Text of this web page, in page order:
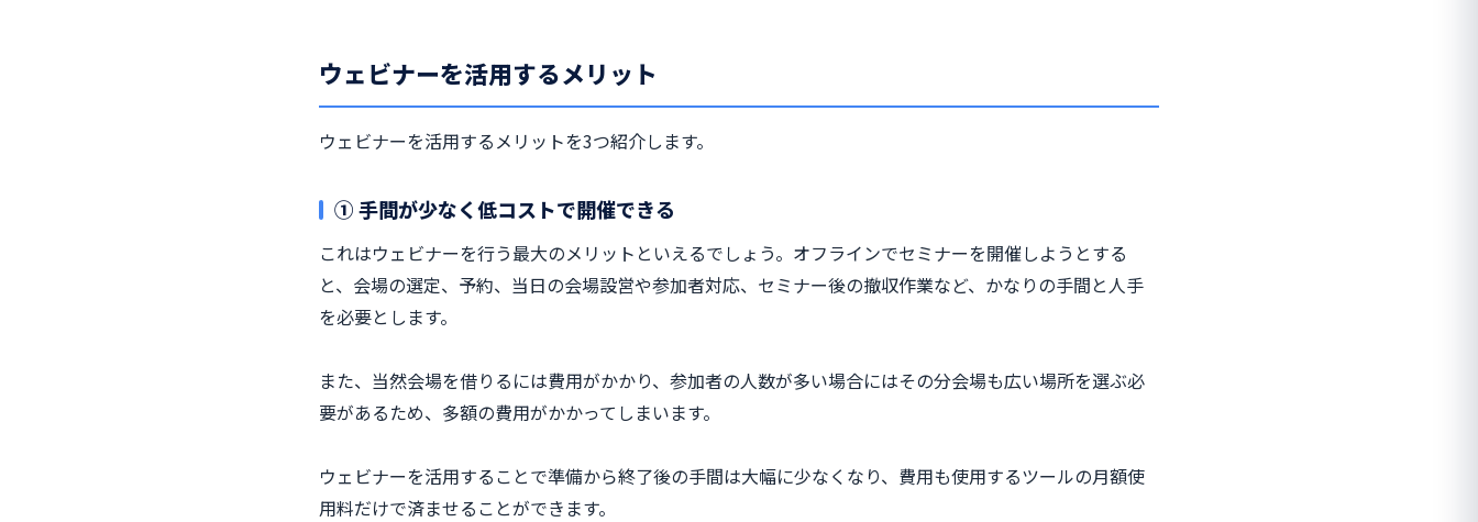
ウェビナーを活用するメリット
ウェビナーを活用するメリットを3つ紹介します。
① 手間が少なく低コストで開催できる
これはウェビナーを行う最大のメリットといえるでしょう。オフラインでセミナーを開催しようとする
と、会場の選定、予約、当日の会場設営や参加者対応、セミナー後の撤収作業など、かなりの手間と人手
を必要とします。
また、当然会場を借りるには費用がかかり、参加者の人数が多い場合にはその分会場も広い場所を選ぶ必
要があるため、多額の費用がかかってしまいます。
ウェビナーを活用することで準備から終了後の手間は大幅に少なくなり、費用も使用するツールの月額使
用料だけで済ませることができます。